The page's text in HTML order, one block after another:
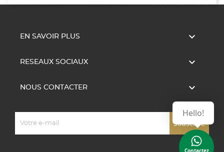
EN SAVOIR PLUS 
RESEAUX SOCIAUX 
NOUS CONTACTER 
Contactez
Hello!